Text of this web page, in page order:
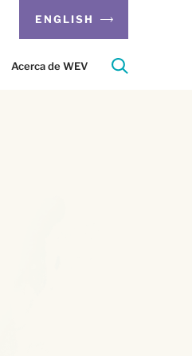
ENGLISH
Acerca de WEV